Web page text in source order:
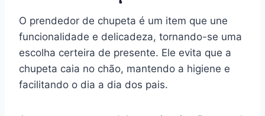
O prendedor de chupeta é um item que une
funcionalidade e delicadeza, tornando-se uma
escolha certeira de presente. Ele evita que a
chupeta caia no chão, mantendo a higiene e
facilitando o dia a dia dos pais.